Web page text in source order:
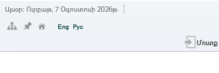
Այսօր: Ուրբաթ, 7 Օգոստոսի 2026թ.
Մուտք